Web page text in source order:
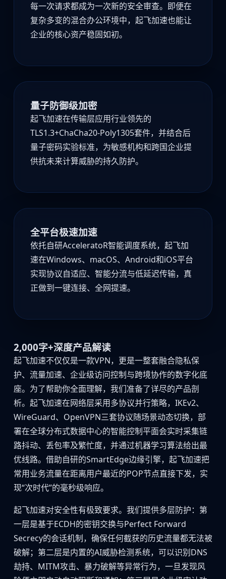
每一次请求都成为一次新的安全审查。即便在
复杂多变的混合办公环境中，起飞加速也能让
企业的核心资产稳固如初。
量子防御级加密
起飞加速在传输层应用行业领先的
TLS1.3+ChaCha20-Poly1305套件，并结合后
量子密码实验标准，为敏感机构和跨国企业提
供抗未来计算威胁的持久防护。
全平台极速加速
依托自研AcceleratoR智能调度系统，起飞加
速在Windows、macOS、Android和iOS平台
实现协议自适应、智能分流与低延迟传输，真
正做到一键连接、全网提速。
2,000字+深度产品解读
起飞加速不仅仅是一款VPN，更是一整套融合隐私保
护、流量加速、企业级访问控制与跨境协作的数字化底
座。为了帮助你全面理解，我们准备了详尽的产品剖
析。起飞加速在网络层采用多协议并行策略，IKEv2、
WireGuard、OpenVPN三套协议随场景动态切换，部
署在全球分布式数据中心的智能控制平面会实时采集链
路抖动、丢包率及繁忙度，并通过机器学习算法给出最
优线路。借助自研的SmartEdge边缘引擎，起飞加速把
常用业务流量在距离用户最近的POP节点直接下发，实
现“次时代”的毫秒级响应。
起飞加速对安全性有极致要求。我们提供多层防护：第
一层是基于ECDH的密钥交换与Perfect Forward
Secrecy的会话机制，确保任何截获的历史流量都无法被
破解；第二层是内置的AI威胁检测系统，可以识别DNS
劫持、MITM攻击、暴力破解等异常行为，一旦发现风